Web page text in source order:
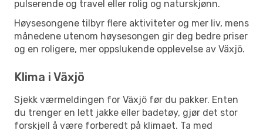
pulserende og travel eller rolig og naturskjønn.
Høysesongene tilbyr flere aktiviteter og mer liv, mens
månedene utenom høysesongen gir deg bedre priser
og en roligere, mer oppslukende opplevelse av Växjö.
Klima i Växjö
Sjekk værmeldingen for Växjö før du pakker. Enten
du trenger en lett jakke eller badetøy, gjør det stor
forskjell å være forberedt på klimaet. Ta med